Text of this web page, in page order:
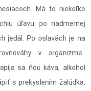
Má to niekoľko
úľavu po nadmernej
jedál. Po oslavách je na
v organizme.
sa ňou káva, alkohol
s prekyslením žalúdka,